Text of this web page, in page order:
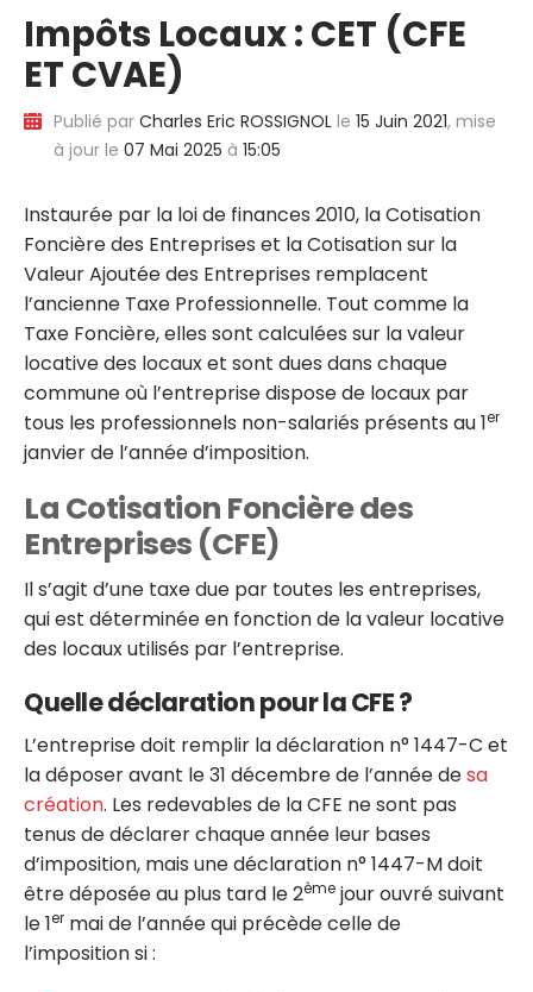
Impôts Locaux : CET (CFE
ET CVAE)
Publié par Charles Eric ROSSIGNOL le 15 Juin 2021, mise
à jour le 07 Mai 2025 à 15:05
Instaurée par la loi de finances 2010, la Cotisation
Foncière des Entreprises et la Cotisation sur la
Valeur Ajoutée des Entreprises remplacent
l’ancienne Taxe Professionnelle. Tout comme la
Taxe Foncière, elles sont calculées sur la valeur
locative des locaux et sont dues dans chaque
commune où l’entreprise dispose de locaux par
tous les professionnels non-salariés présents au 1er
janvier de l’année d’imposition.
La Cotisation Foncière des
Entreprises (CFE)
Il s’agit d’une taxe due par toutes les entreprises,
qui est déterminée en fonction de la valeur locative
des locaux utilisés par l’entreprise.
Quelle déclaration pour la CFE ?
L’entreprise doit remplir la déclaration n° 1447-C et
la déposer avant le 31 décembre de l’année desa
création. Les redevables de la CFE ne sont pas
tenus de déclarer chaque année leur bases
d’imposition, mais une déclaration n° 1447-M doit
être déposée au plus tard le 2ème jour ouvré suivant
le 1er mai de l’année qui précède celle de
l’imposition si :